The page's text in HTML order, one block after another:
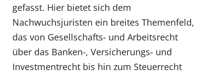
gefasst. Hier bietet sich dem
Nachwuchsjuristen ein breites Themenfeld,
das von Gesellschafts- und Arbeitsrecht
über das Banken-, Versicherungs- und
Investmentrecht bis hin zum Steuerrecht